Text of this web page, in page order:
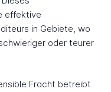
effektive
in Gebiete, wo
oder teurer
Fracht betreibt